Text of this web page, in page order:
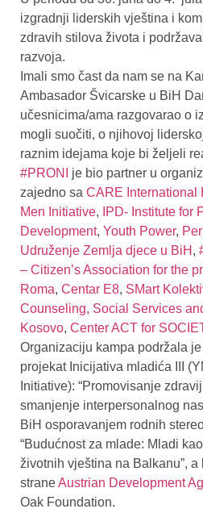
izgradnji liderskih vještina i
zdravih stilova života i
razvoja.
Imali smo čast da nam se na
Ambasador Švicarske u BiH
učesnicima/ama razgovarao o
mogli suočiti, o njihovoj
raznim idejama koje bi željeli
#PRONI
je bio partner u
zajedno sa CARE International
Men Initiative,
IPD- Institute for
Development, Youth Power,
Udruženje Zemlja djece u BiH ,
– Citizen’s Association for the
Roma, Centar E8, SMart
Counseling, Social Services
Kosovo, Center ACT for
Organizaciju kampa podržala
projekat Inicijativa mladića III
Initiative): “Promovisanje
smanjenje interpersonalnog
BiH osporavanjem rodnih
“Budućnost za mlade: Mladi
životnih vještina na Balkanu”,
straneAustrian Development
Oak Foundation.